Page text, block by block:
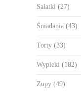
Sałatki (27)
Śniadania (43)
Torty (33)
Wypieki (182)
Zupy (49)